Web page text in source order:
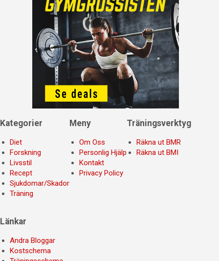
Kategorier
Diet
Forskning
Livsstil
Recept
Sjukdomar/Skador
Träning
Meny
Om Oss
Personlig Hjälp
Kontakt
Privacy Policy
Träningsverktyg
Räkna ut BMR
Räkna ut BMI
Länkar
Andra Bloggar
Kostschema